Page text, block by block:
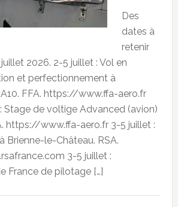
Des
dates à
retenir
2026. 2-5 juillet : Vol en
et perfectionnement à
FFA. https://www.ffa-aero.fr
: Stage de voltige Advanced (avion)
https://www.ffa-aero.fr 3-5 juillet :
Brienne-le-Château. RSA.
3-5 juillet :
France de pilotage […]